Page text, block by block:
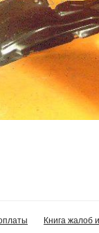
Книга жалоб